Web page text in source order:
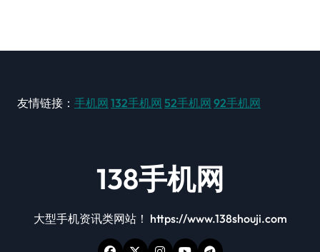
友情链接： 手机网 132手机网 52手机网 92手机网
138手机网
大型手机资讯类网站！ https://www.138shouji.com